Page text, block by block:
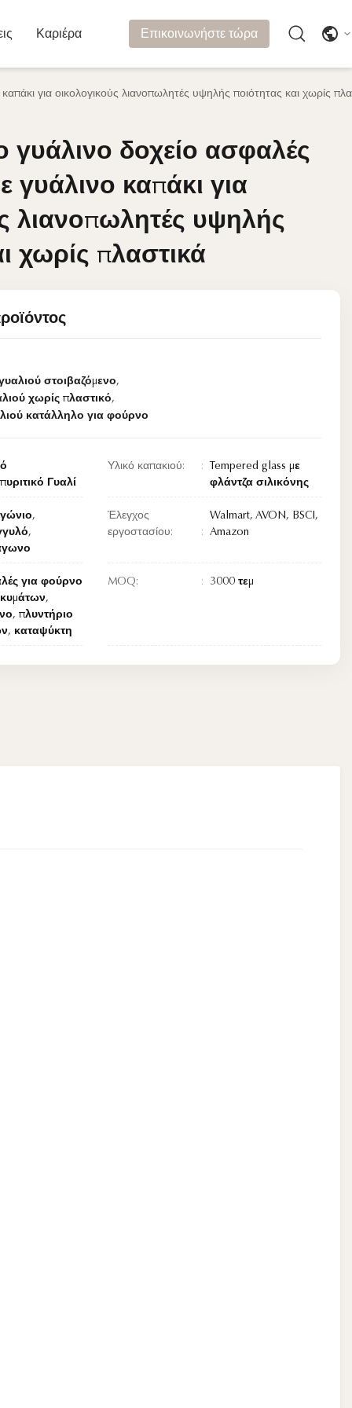
Καριέρα Επικοινωνήστε τώρα
για οικολογικούς λιανοπωλητές υψηλής ποιότητας και χωρίς
γυάλινο δοχείο ασφαλές
γυάλινο καπάκι για
λιανοπωλητές υψηλής
χωρίς πλαστικά
γυάλινο δοχείο ασφαλές
γυάλινο καπάκι για
λιανοπωλητές υψηλής
χωρίς πλαστικά
στοιβαζόμενο,
χωρίς πλαστικό,
κατάλληλο για φούρνο
Γυαλί
Υλικό καπακιού:
Tempered glass με
φλάντζα σιλικόνης
Έλεγχος
εργοστασίου:
Walmart, AVON, BSCI,
Amazon
για φούρνο
πλυντήριο
καταψύκτη
MOQ: 3000 τεμ